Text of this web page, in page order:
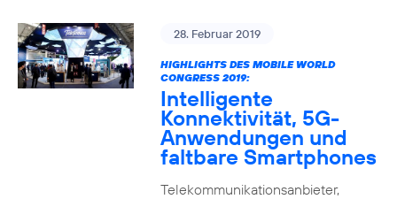
28. Februar 2019
HIGHLIGHTS DES MOBILE WORLD
CONGRESS 2019:
Intelligente
Konnektivität, 5G-
Anwendungen und
faltbare Smartphones
Telekommunikationsanbieter,